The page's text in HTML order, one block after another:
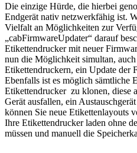
Die einzige Hürde, die hierbei
Endgerät nativ netzwerkfähig ist.
Vielfalt an Möglichkeiten zur
„cabFirmwareUpdater“ darauf
Etikettendrucker mit neuer
nun die Möglichkeit simultan,
Etikettendruckern, ein Update der
Ebenfalls ist es möglich sämtliche
Etikettendrucker zu klonen, diese
Gerät ausfallen, ein
können Sie neue Etikettenlayouts
Ihre Etikettendrucker laden ohne
müssen und manuell die